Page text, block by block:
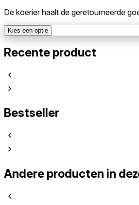
De koerier haalt de geretourneerde
Kies een optie
Recente product
Bestseller
Andere producten in